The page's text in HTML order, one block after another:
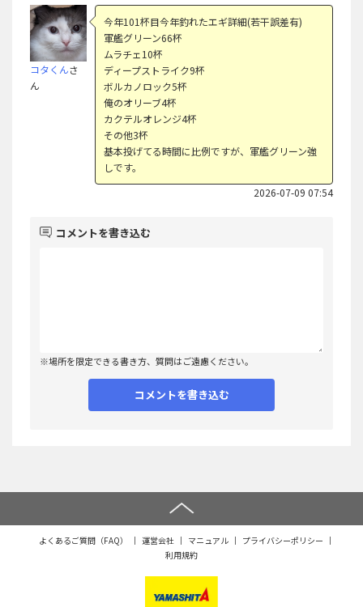
コタくんさ
ん
今年101杯目今年釣れたエギ詳細(若干誤差有)
軍艦グリーン66杯
ムラチェ10杯
ディープストライク9杯
ボルカノロック5杯
俺のオリーブ4杯
カクテルオレンジ4杯
その他3杯
基本投げてる時間に比例ですが、軍艦グリーン強
しです。
2026-07-09 07:54
コメントを書き込む
※場所を限定できる書き方、質問はご遠慮ください。
よくあるご質問（FAQ） 運営会社 マニュアル
プライバシーポリシー
利用規約